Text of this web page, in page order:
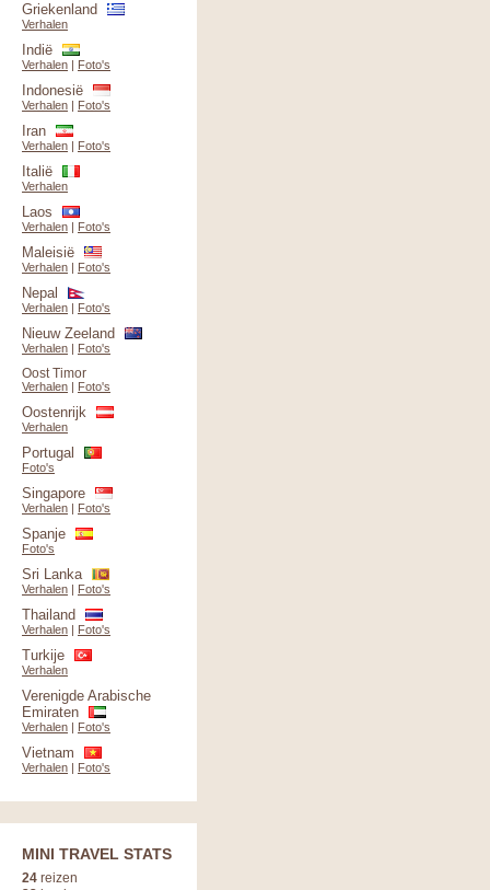
Griekenland
Verhalen
Indië
Verhalen | Foto's
Indonesië
Verhalen | Foto's
Iran
Verhalen | Foto's
Italië
Verhalen
Laos
Verhalen | Foto's
Maleisië
Verhalen | Foto's
Nepal
Verhalen | Foto's
Nieuw Zeeland
Verhalen | Foto's
Oost Timor
Verhalen | Foto's
Oostenrijk
Verhalen
Portugal
Foto's
Singapore
Verhalen | Foto's
Spanje
Foto's
Sri Lanka
Verhalen | Foto's
Thailand
Verhalen | Foto's
Turkije
Verhalen
Verenigde Arabische
Emiraten
Verhalen | Foto's
Vietnam
Verhalen | Foto's
MINI TRAVEL STATS
24 reizen